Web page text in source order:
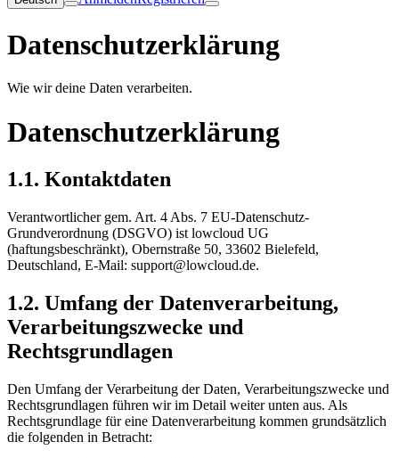
Datenschutzerklärung
Wie wir deine Daten verarbeiten.
Datenschutzerklärung
1.1. Kontaktdaten
Verantwortlicher gem. Art. 4 Abs. 7 EU-Datenschutz-
Grundverordnung (DSGVO) ist lowcloud UG
(haftungsbeschränkt), Obernstraße 50, 33602 Bielefeld,
Deutschland, E-Mail: support@lowcloud.de.
1.2. Umfang der Datenverarbeitung,
Verarbeitungszwecke und
Rechtsgrundlagen
Den Umfang der Verarbeitung der Daten, Verarbeitungszwecke und
Rechtsgrundlagen führen wir im Detail weiter unten aus. Als
Rechtsgrundlage für eine Datenverarbeitung kommen grundsätzlich
die folgenden in Betracht: